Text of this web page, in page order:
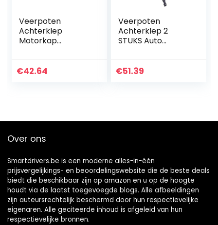
Veerpoten
Achterklep
Motorkap
Voor Hyundai Voor
€42.64
Veerpoten
Achterklep 2
STUKS Auto
IS250 IS300 IS350
€51.39
Over ons
Smartdrivers.be is een moderne alles-in-één
prijsvergelijkings- en beoordelingswebsite die de beste deals
biedt die beschikbaar zijn op amazon en u op de hoogte
houdt via de laatst toegevoegde blogs. Alle afbeeldingen
zijn auteursrechtelijk beschermd door hun respectievelijke
eigenaren. Alle geciteerde inhoud is afgeleid van hun
respectievelijke bronnen.